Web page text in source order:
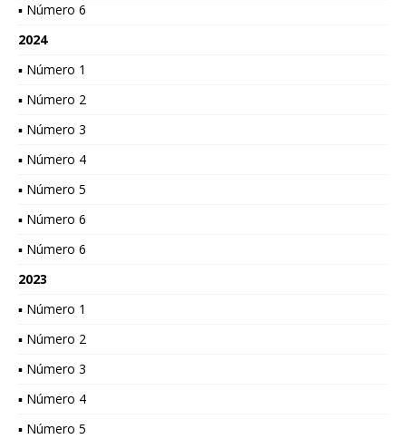
▪ Número 6
2024
▪ Número 1
▪ Número 2
▪ Número 3
▪ Número 4
▪ Número 5
▪ Número 6
▪ Número 6
2023
▪ Número 1
▪ Número 2
▪ Número 3
▪ Número 4
▪ Número 5